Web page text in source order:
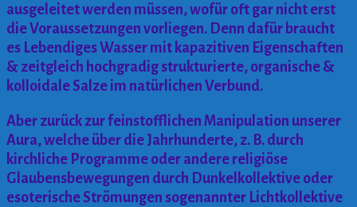
ausgeleitet werden müssen, wofür oft gar nicht erst
die Voraussetzungen vorliegen. Denn dafür braucht
es Lebendiges Wasser mit kapazitiven Eigenschaften
& zeitgleich hochgradig strukturierte, organische &
kolloidale Salze im natürlichen Verbund.
Aber zurück zur feinstofflichen Manipulation unserer
Aura, welche über die Jahrhunderte, z. B. durch
kirchliche Programme oder andere religiöse
Glaubensbewegungen durch Dunkelkollektive oder
esoterische Strömungen sogenannter Lichtkollektive